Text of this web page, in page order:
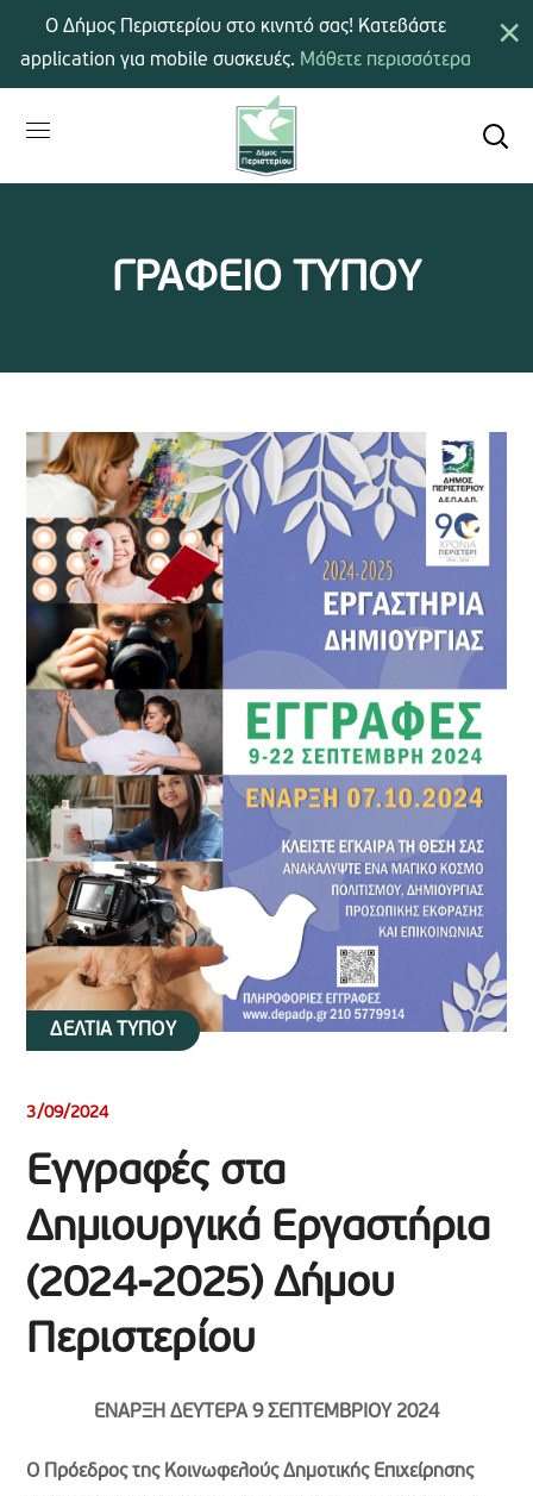
ΓΡΑΦΕΙΟ ΤΥΠΟΥ
ΔΕΛΤΙΑ ΤΥΠΟΥ
3/09/2024
Εγγραφές στα
Δημιουργικά Εργαστήρια
(2024-2025) Δήμου
Περιστερίου
ΕΝΑΡΞΗ ΔΕΥΤΕΡΑ 9 ΣΕΠΤΕΜΒΡΙΟΥ 2024
Ο Πρόεδρος της Κοινωφελούς Δημοτικής Επιχείρησης
×
Ο Δήμος Περιστερίου στο κινητό σας! Κατεβάστε
application για mobile συσκευές. Μάθετε περισσότερα